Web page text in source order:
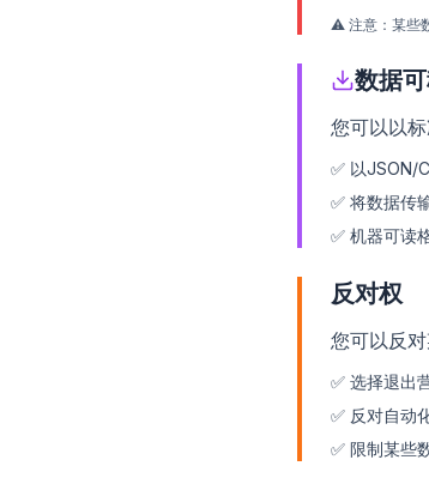
⚠️ 注意：某些
数据
您可以以标
✅ 以JSON/
✅ 将数据传
✅ 机器可读
反对权
您可以反对
✅ 选择退出
✅ 反对自动
✅ 限制某些